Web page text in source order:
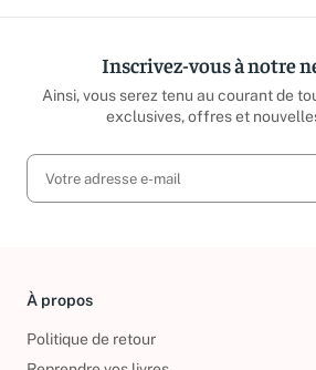
Inscrivez-vous à notre
Ainsi, vous serez tenu au courant de
exclusives, offres et
À propos
Politique de retour